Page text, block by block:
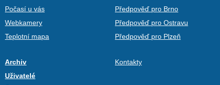
Počasí u vás
Webkamery
Teplotní mapa
Předpověď pro Brno
Předpověď pro Ostravu
Předpověď pro Plzeň
Archiv
Uživatelé
Kontakty